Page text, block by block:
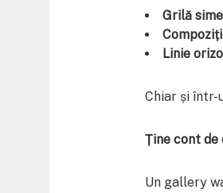
Grilă
Linie
Chiar și într-
Ține cont de
Un gallery